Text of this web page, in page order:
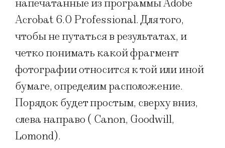
напечатанные из программы Adobe
Acrobat 6.0 Professional. Для того,
чтобы не путаться в результатах, и
четко понимать какой фрагмент
фотографии относится к той или иной
бумаге, определим расположение.
Порядок будет простым, сверху вниз,
слева направо ( Canon, Goodwill,
Lomond).